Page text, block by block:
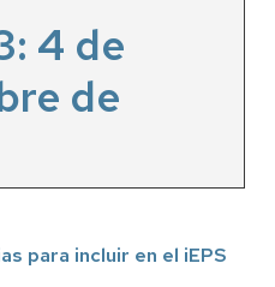
4 de
de
para incluir en el iEPS